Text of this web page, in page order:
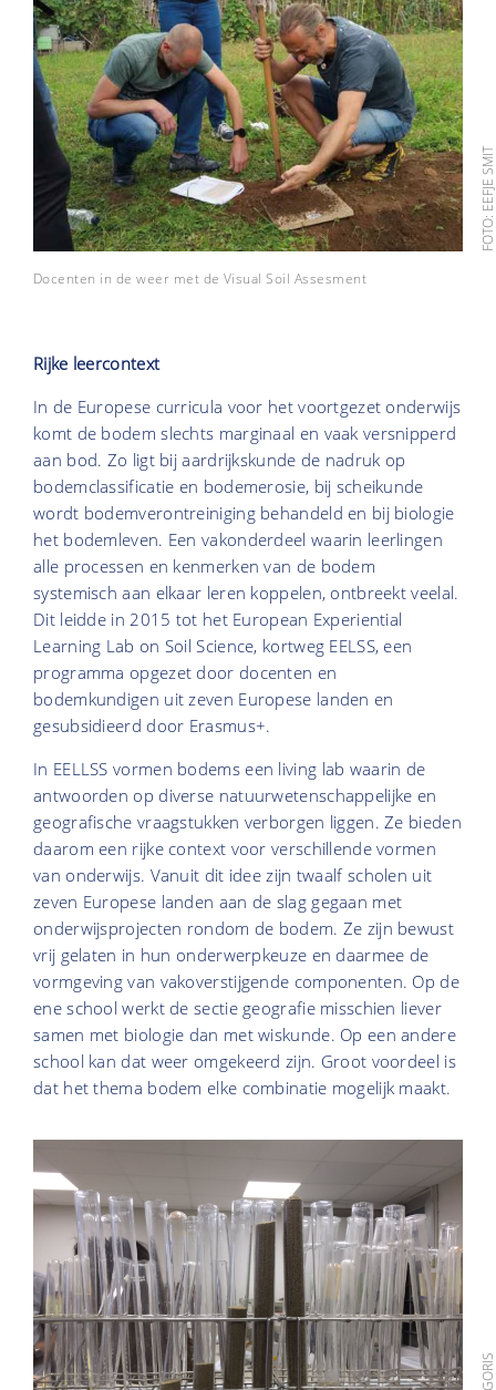
FOTO: EEFJE SMIT
Docenten in de weer met de Visual Soil Assesment
Rijke leercontext
In de Europese curricula voor het voortgezet onderwijs
komt de bodem slechts marginaal en vaak versnipperd
aan bod. Zo ligt bij aardrijkskunde de nadruk op
bodemclassificatie en bodemerosie, bij scheikunde
wordt bodemverontreiniging behandeld en bij biologie
het bodemleven. Een vakonderdeel waarin leerlingen
alle processen en kenmerken van de bodem
systemisch aan elkaar leren koppelen, ontbreekt veelal.
Dit leidde in 2015 tot het European Experiential
Learning Lab on Soil Science, kortweg EELSS, een
programma opgezet door docenten en
bodemkundigen uit zeven Europese landen en
gesubsidieerd door Erasmus+.
In EELLSS vormen bodems een living lab waarin de
antwoorden op diverse natuurwetenschappelijke en
geografische vraagstukken verborgen liggen. Ze bieden
daarom een rijke context voor verschillende vormen
van onderwijs. Vanuit dit idee zijn twaalf scholen uit
zeven Europese landen aan de slag gegaan met
onderwijsprojecten rondom de bodem. Ze zijn bewust
vrij gelaten in hun onderwerpkeuze en daarmee de
vormgeving van vakoverstijgende componenten. Op de
ene school werkt de sectie geografie misschien liever
samen met biologie dan met wiskunde. Op een andere
school kan dat weer omgekeerd zijn. Groot voordeel is
dat het thema bodem elke combinatie mogelijk maakt.